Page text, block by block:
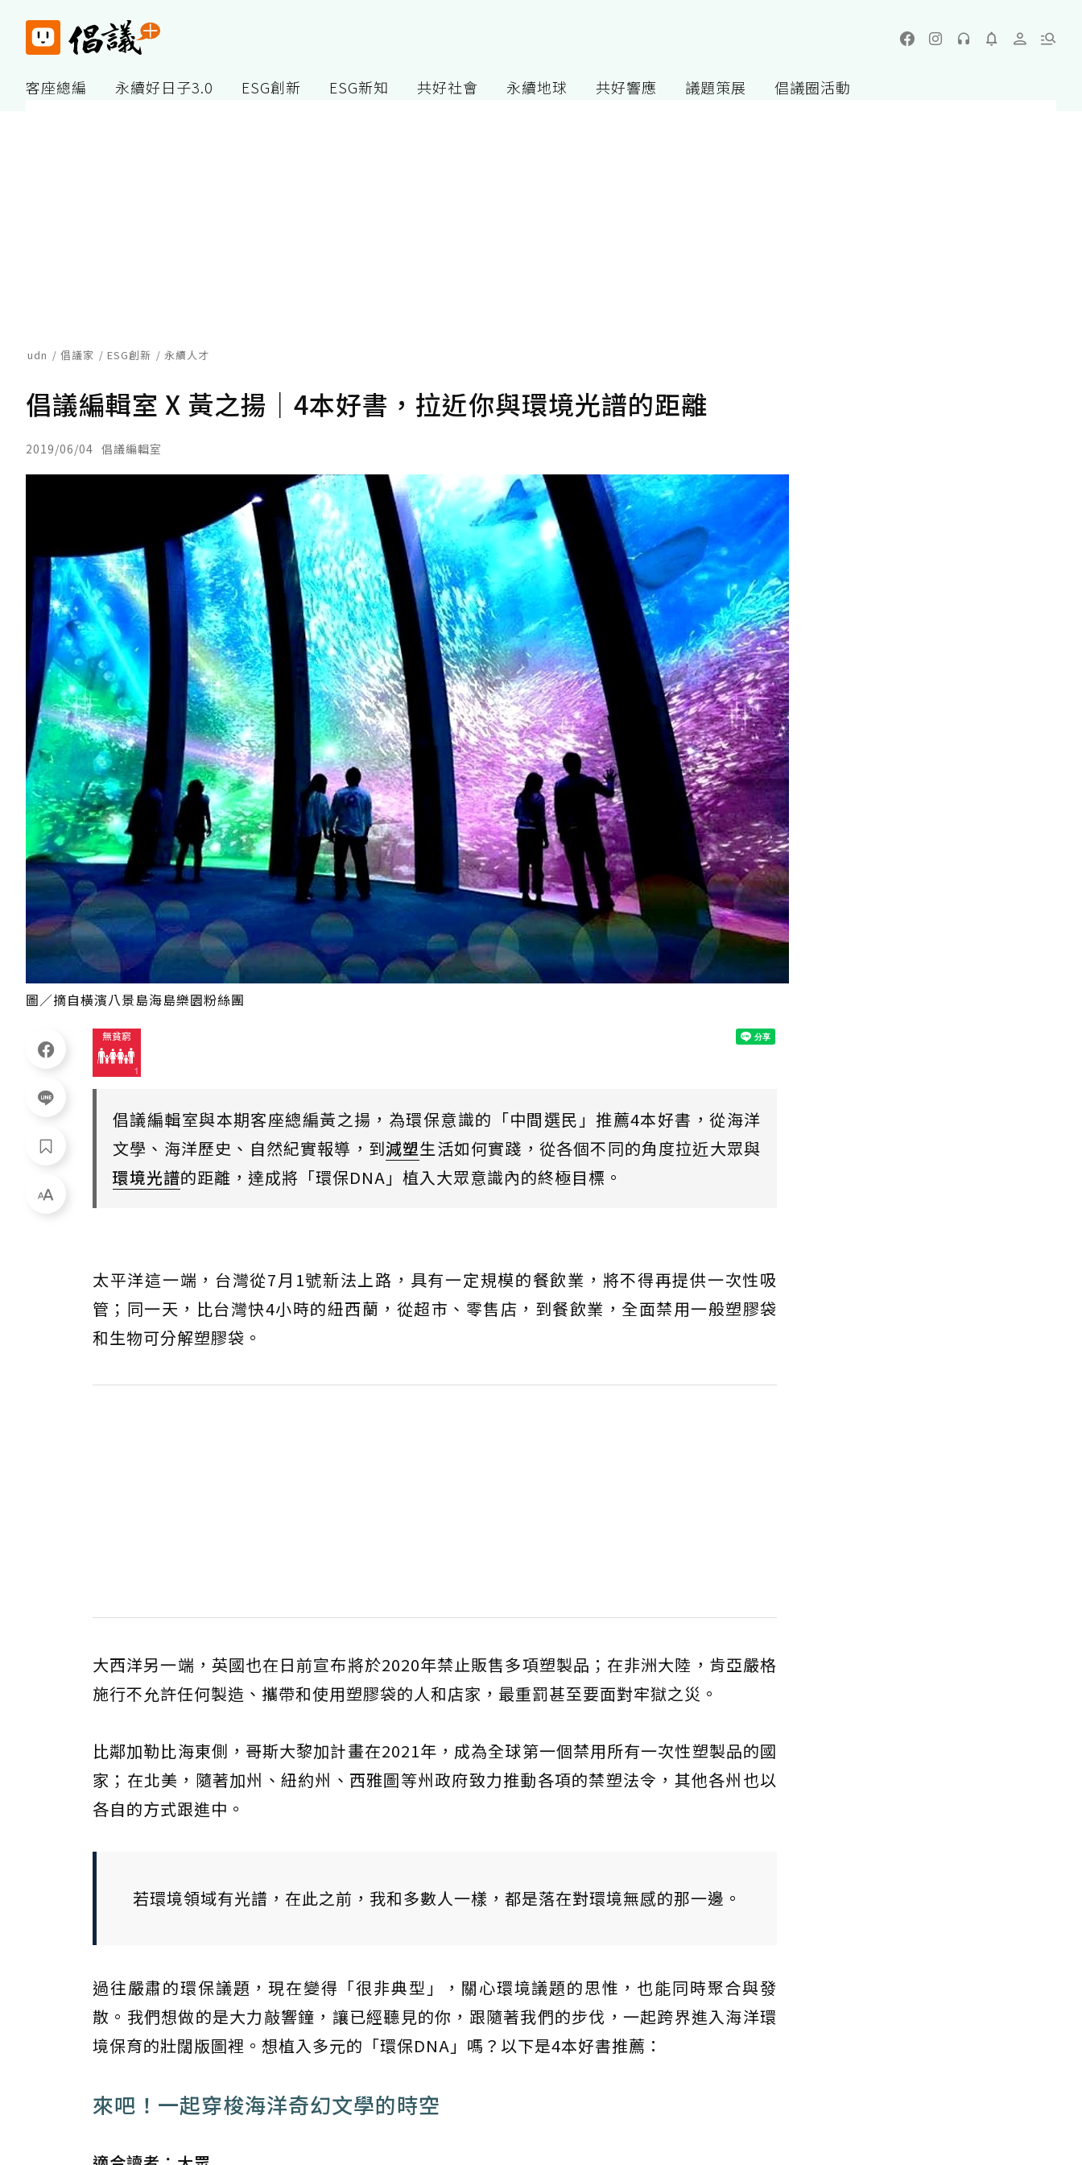
客座總編 永續好日子3.0 ESG創新 ESG新知 共好社會 永續地球 共好響應 議題策展 倡議圈活動
udn 倡議家 ESG創新 永續人才
倡議編輯室 X 黃之揚｜4本好書，拉近你與環境光譜的距離
2019/06/04 倡議編輯室
圖／摘自橫濱八景島海島樂園粉絲團
倡議編輯室與本期客座總編黃之揚，為環保意識的「中間選民」推薦4本好書，從海洋
文學、海洋歷史、自然紀實報導，到減塑生活如何實踐，從各個不同的角度拉近大眾與
環境光譜的距離，達成將「環保DNA」植入大眾意識內的終極目標。
太平洋這一端，台灣從7月1號新法上路，具有一定規模的餐飲業，將不得再提供一次性吸
管；同一天，比台灣快4小時的紐西蘭，從超市、零售店，到餐飲業，全面禁用一般塑膠袋
和生物可分解塑膠袋。
大西洋另一端，英國也在日前宣布將於2020年禁止販售多項塑製品；在非洲大陸，肯亞嚴格
施行不允許任何製造、攜帶和使用塑膠袋的人和店家，最重罰甚至要面對牢獄之災。
比鄰加勒比海東側，哥斯大黎加計畫在2021年，成為全球第一個禁用所有一次性塑製品的國
家；在北美，隨著加州、紐約州、西雅圖等州政府致力推動各項的禁塑法令，其他各州也以
各自的方式跟進中。
若環境領域有光譜，在此之前，我和多數人一樣，都是落在對環境無感的那一邊。
過往嚴肅的環保議題，現在變得「很非典型」，關心環境議題的思惟，也能同時聚合與發
散。我們想做的是大力敲響鐘，讓已經聽見的你，跟隨著我們的步伐，一起跨界進入海洋環
境保育的壯闊版圖裡。想植入多元的「環保DNA」嗎？以下是4本好書推薦：
來吧！一起穿梭海洋奇幻文學的時空